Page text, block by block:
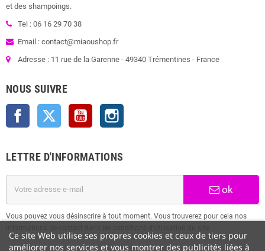
et des shampoings.
Tel : 06 16 29 70 38
Email : contact@miaoushop.fr
Adresse : 11 rue de la Garenne - 49340 Trémentines - France
NOUS SUIVRE
Facebook Twitter YouTube
LETTRE D'INFORMATIONS
ok
Vous pouvez vous désinscrire à tout moment. Vous trouverez pour cela nos
Ce site Web utilise ses propres cookies et ceux de tiers pour
améliorer nos services et vous montrer des publicités liées à